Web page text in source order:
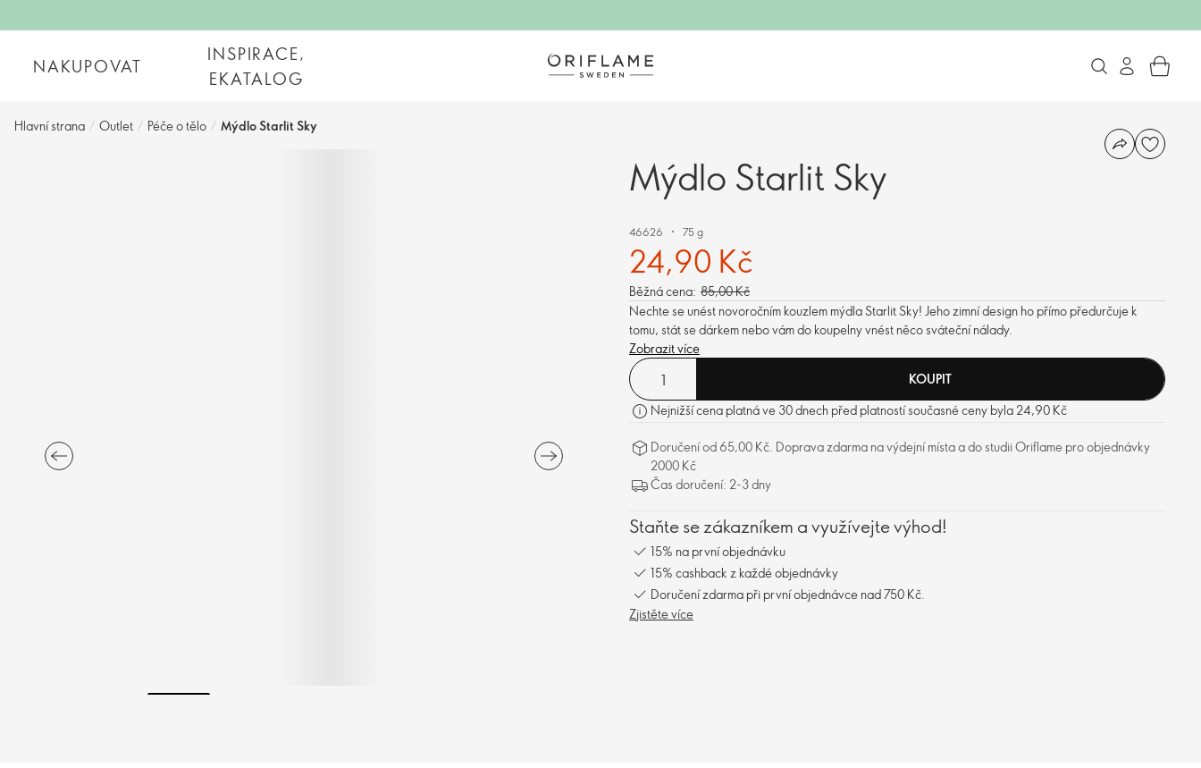
NAKUPOVAT
INSPIRACE,
EKATALOG
Hlavní strana / Outlet / Péče o tělo / Mýdlo Starlit Sky
Mýdlo Starlit Sky
46626 75 g
24,90 Kč
Běžná cena: 85,00 Kč
Nechte se unést novoročním kouzlem mýdla Starlit Sky! Jeho zimní design ho přímo předurčuje k
tomu, stát se dárkem nebo vám do koupelny vnést něco sváteční nálady.
Zobrazit více
KOUPIT
Nejnižší cena platná ve 30 dnech před platností současné ceny byla 24,90 Kč
Doručení od 65,00 Kč. Doprava zdarma na výdejní místa a do studii Oriflame pro objednávky
2000 Kč
Čas doručení: 2-3 dny
Staňte se zákazníkem a využívejte výhod!
15% na první objednávku
15% cashback z každé objednávky
Doručení zdarma při první objednávce nad 750 Kč.
Zjistěte více